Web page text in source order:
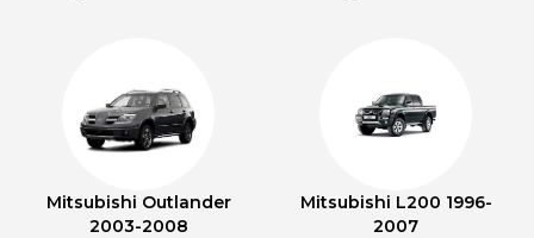
Mitsubishi Outlander
2003-2008
Mitsubishi L200 1996-
2007